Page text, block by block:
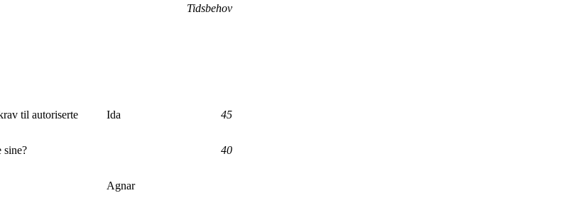
Tidsbehov
til autoriserte Ida 45
sine? 40
Agnar